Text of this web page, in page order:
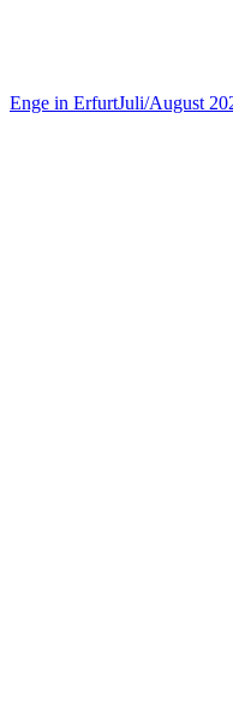
Enge in ErfurtJuli/August